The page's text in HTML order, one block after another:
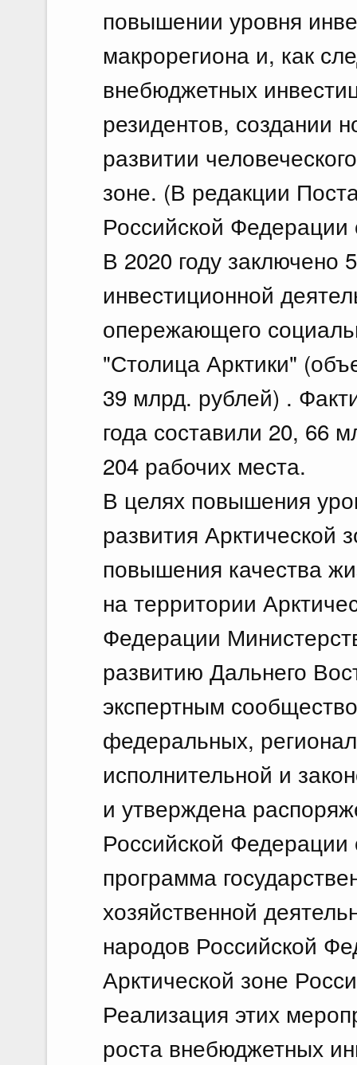
повышении уровня
макрорегиона и, как
внебюджетных
резидентов, создании
развитии
зоне. (В редакции
Российской
В 2020 году заключено
инвестиционной
опережающего
"Столица Арктики"
39 млрд. рублей) .
года составили 20, 66
204 рабочих места.
В целях повышения
развития Арктической
повышения качества
на территории
Федерации
развитию Дальнего
экспертным
федеральных,
исполнительной и
и утверждена
Российской
программа
хозяйственной
народов Российской
Арктической зоне
Реализация этих
роста внебюджетных